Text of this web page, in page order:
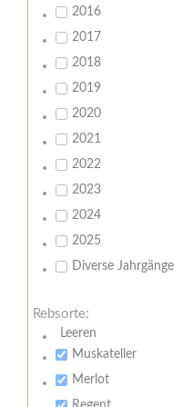
2016
2017
2018
2019
2020
2021
2022
2023
2024
2025
Diverse Jahrgänge
Rebsorte:
Leeren
Muskateller
Merlot